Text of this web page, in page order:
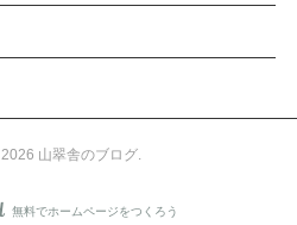
2026 山翠舎のブログ.
AmebaOwnd
無料でホームページをつくろう